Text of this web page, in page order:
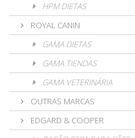
HPM DIETAS
ROYAL CANIN
GAMA DIETAS
GAMA TIENDAS
GAMA VETERINÁRIA
OUTRAS MARCAS
EDGARD & COOPER